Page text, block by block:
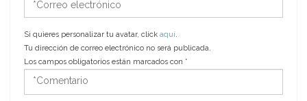
electrónico
Si quieres personalizar tu avatar, click aquí
Tu dirección de correo electrónico no será publicada.
Los campos obligatorios están marcados con *
*Comentario